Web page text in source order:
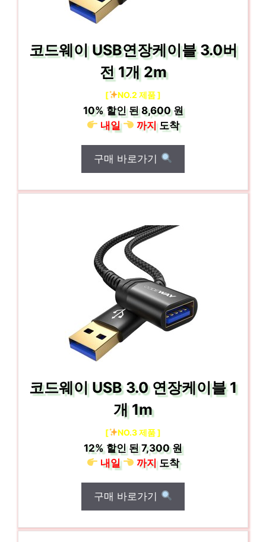
코드웨이 USB연장케이블 3.0버
전 1개 2m
[ NO.2 제품 ]
10%할인 된8,600 원
내일
까지도착
구매 바로가기
코드웨이 USB 3.0 연장케이블 1
개 1m
[ NO.3 제품 ]
12% 할인 된7,300 원
내일
까지도착
구매 바로가기